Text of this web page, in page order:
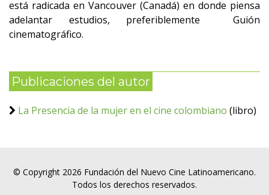
está radicada en Vancouver (Canadá) en donde piensa
adelantar estudios, preferiblemente Guión
cinematográfico.
Publicaciones del autor
La Presencia de la mujer en el cine colombiano (libro)
© Copyright 2026 Fundación del Nuevo Cine Latinoamericano.
Todos los derechos reservados.